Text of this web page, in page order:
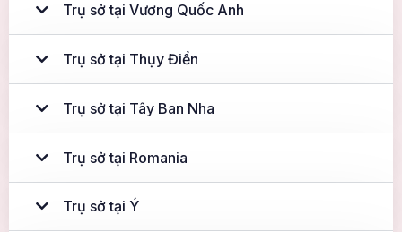
Trụ sở tại Vương Quốc Anh
Trụ sở tại Thụy Điển
Trụ sở tại Tây Ban Nha
Trụ sở tại Romania
Trụ sở tại Ý